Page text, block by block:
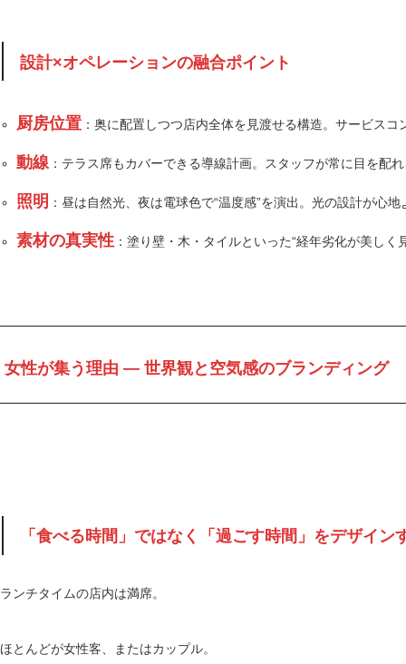
設計×オペレーションの融合ポイント
厨房位置 ：奥に配置しつつ店内全体を見渡せる構造。サービスコ
動線：テラス席もカバーできる導線計画。スタッフが常に目を配
照明 ：昼は自然光、夜は電球色で“温度感”を演出。光の設計が心
素材の真実性 ：塗り壁・木・タイルといった“経年劣化が美し
女性が集う理由 ― 世界観と空気感のブランディング
「食べる時間」ではなく「過ごす時間」をデザイン
ランチタイムの店内は満席。
ほとんどが女性客、またはカップル。